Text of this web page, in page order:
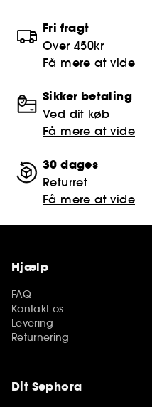
Fri fragt
Over 450kr
Få mere at vide
Sikker betaling
Ved dit køb
Få mere at vide
30 dages
Returret
Få mere at vide
Hjælp
FAQ
Kontakt os
Levering
Returnering
Dit Sephora